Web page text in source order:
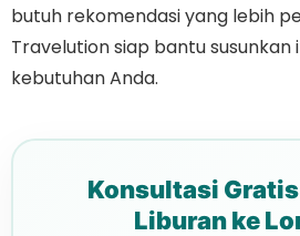
butuh rekomendasi yang lebih
Travelution siap bantu susunkan
kebutuhan Anda.
Konsultasi Gratis
Liburan ke